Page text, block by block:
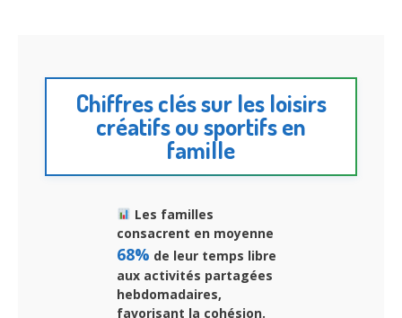
Chiffres clés sur les loisirs
créatifs ou sportifs en
famille
Les familles
consacrent en moyenne
68% de leur temps libre
aux activités partagées
hebdomadaires,
favorisant la cohésion.